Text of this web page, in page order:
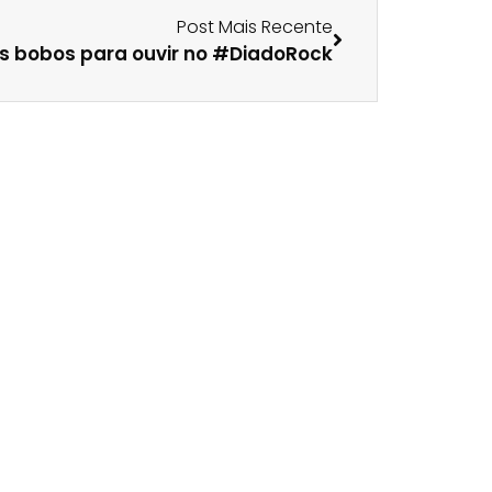
Post Mais Recente
bobos para ouvir no #DiadoRock